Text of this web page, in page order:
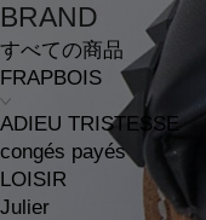
BRAND
すべての商品
FRAPBOIS
ADIEU TRISTESSE
congés payés
LOISIR
Julier